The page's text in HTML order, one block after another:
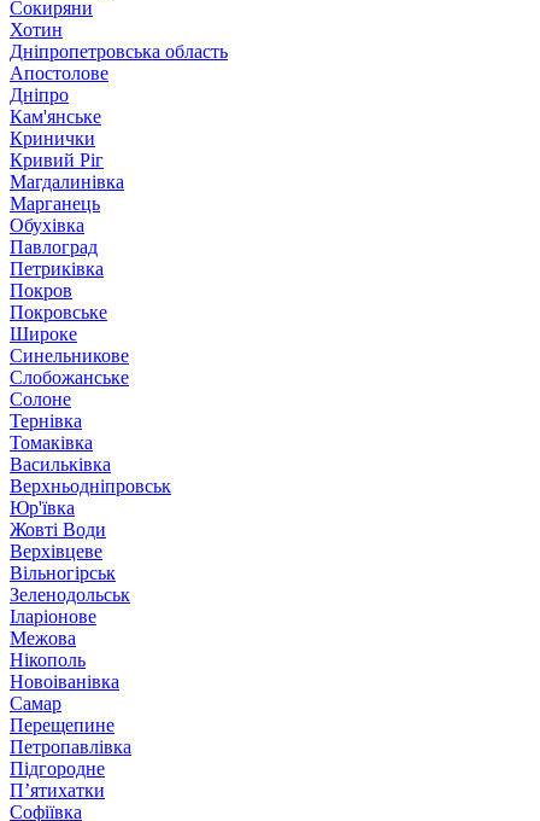
Сокиряни
Хотин
Дніпропетровська область
Апостолове
Дніпро
Кам'янське
Кринички
Кривий Ріг
Магдалинівка
Марганець
Обухівка
Павлоград
Петриківка
Покров
Покровське
Широке
Синельникове
Слобожанське
Солоне
Тернівка
Томаківка
Васильківка
Верхньодніпровськ
Юр'ївка
Жовті Води
Верхівцеве
Вільногірськ
Зеленодольськ
Іларіонове
Межова
Нікополь
Новоіванівка
Самар
Перещепине
Петропавлівка
Підгородне
П’ятихатки
Софіївка